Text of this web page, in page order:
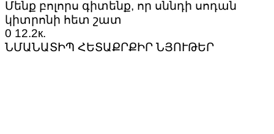
Մենք բոլորս գիտենք, որ սննդի սոդան
կիտրոնի հետ շատ
0 12.2к.
ՆՄԱՆԱՏԻՊ ՀԵՏԱՔՐՔԻՐ ՆՅՈՒԹԵՐ